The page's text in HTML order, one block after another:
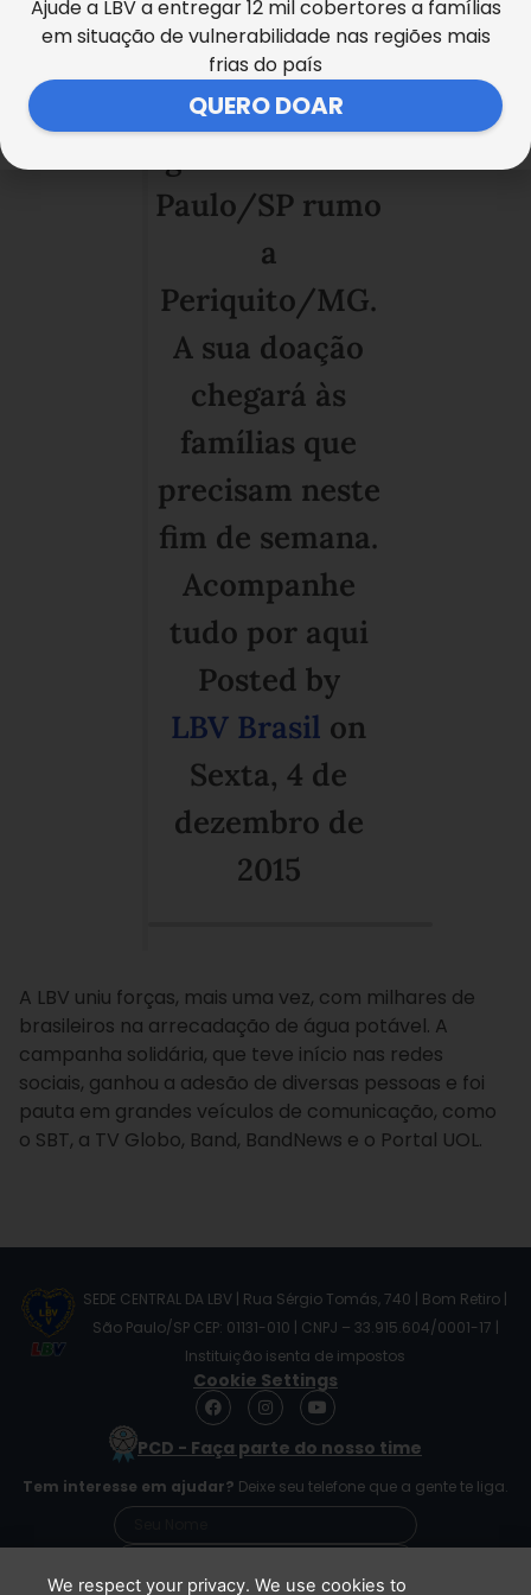
da manhã, a
carreta com 21
mil litros de
Paulo/SP rumo
a
Periquito/MG.
A sua doação
chegará às
famílias que
precisam neste
fim de semana.
Acompanhe
tudo por aqui
Posted by
LBV Brasil on
Sexta, 4 de
dezembro de
2015
A LBV uniu forças, mais uma vez, com milhares de
brasileiros na arrecadação de água potável. A
campanha solidária, que teve início nas redes
sociais, ganhou a adesão de diversas pessoas e foi
pauta em grandes veículos de comunicação, como
o SBT, a TV Globo, Band, BandNews e o Portal UOL.
SEDE CENTRAL DA LBV | Rua Sérgio Tomás, 740 | Bom Retiro |
São Paulo/SP CEP: 01131-010 | CNPJ – 33.915.604/0001-17 |
Instituição isenta de impostos
Cookie Settings
F
a
e
o
o
I
n
s
t
g
r
m
Y
o
t
b
e
PCD - Faça parte do nosso time
Tem interesse em ajudar? Deixe seu telefone que a gente te liga.
We respect your privacy. We use cookies to
Ajude a LBV a entregar 12 mil cobertores a famílias
em situação de vulnerabilidade nas regiões mais
frias do país
QUERO DOAR